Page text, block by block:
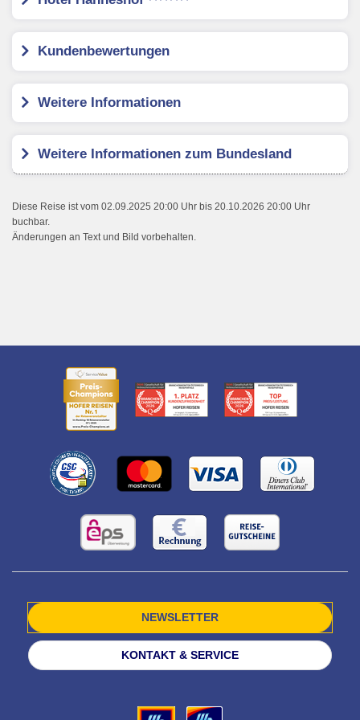
Kundenbewertungen
Weitere Informationen
Weitere Informationen zum Bundesland
Diese Reise ist vom 02.09.2025 20:00 Uhr bis 20.10.2026 20:00 Uhr
buchbar.
Änderungen an Text und Bild vorbehalten.
NEWSLETTER
KONTAKT & SERVICE